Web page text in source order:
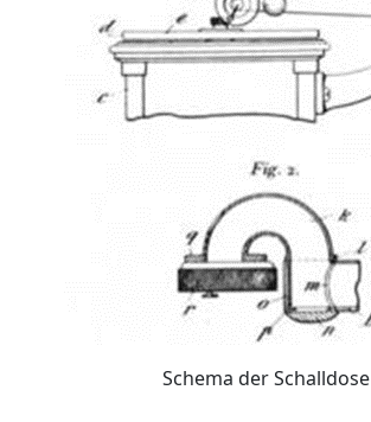
Schema der Schalldose